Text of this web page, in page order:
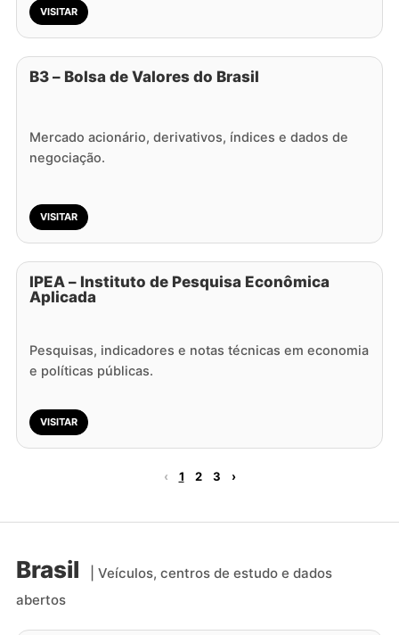
VISITAR
B3 – Bolsa de Valores do Brasil
Mercado acionário, derivativos, índices e dados de
negociação.
VISITAR
IPEA – Instituto de Pesquisa Econômica
Aplicada
Pesquisas, indicadores e notas técnicas em economia
e políticas públicas.
VISITAR
‹ 1 2 3 ›
Brasil
| Veículos, centros de estudo e dados
abertos